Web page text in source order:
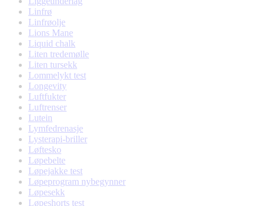
Linfrø
Linfrøolje
Lions Mane
Liquid chalk
Liten tredemølle
Liten tursekk
Lommelykt test
Longevity
Luftfukter
Luftrenser
Lutein
Lymfedrenasje
Lysterapi-briller
Løftesko
Løpebelte
Løpejakke test
Løpeprogram nybegynner
Løpesekk
Løpeshorts test